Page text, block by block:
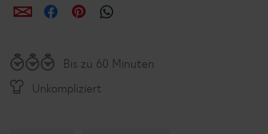
per E-Mail teilen
per Facebook teilen
per Pinterest teilen
Bis zu 60 Minuten
Unkompliziert